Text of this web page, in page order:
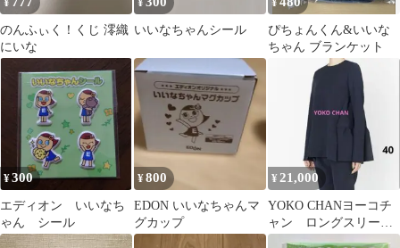
¥
のんふぃく！くじ 澪織
にいな
¥
いいなちゃんシール
¥
ぴちょんくん&いいな
ちゃん ブランケット
¥300
エディオン いいなち
ゃん シール
¥800
EDON いいなちゃんマ
グカップ
¥ 21,000
YOKO CHANヨーコチ
ャン ロングスリーブ
バックティアードブラ